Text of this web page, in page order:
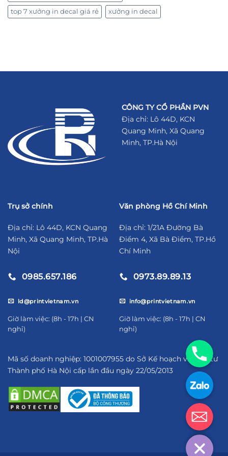
top 7 xưởng in decal giá rẻ xưởng in decal
CÔNG TY CỔ PHẦN PVN
Địa chỉ: Lô 44D, KCN
Quang Minh, Xã Quang
Minh, TP.Hà Nội
Trụ sở chính
Địa chỉ: Lô 44D, KCN Quang
Minh, Xã Quang Minh, TP.Hà
Nội
0985.657.186
ld@printvietnam.vn
​Giờ làm việc: (8h - 17h | CN
nghỉ)
Văn phòng Hồ Chí Minh
Địa chỉ: 1/21A Đường Bà
Điểm 4, Xã Bà Điểm, TP.Hồ
Chí Minh
0973.89.89.13
info@printvietnam.vn
​Giờ làm việc: (8h - 17h | CN
nghỉ)
Mã số doanh nghiệp: 1001007955 do Sở Kế hoạch và Đầu tư
Thành phố Hà Nội cấp lần đầu ngày 22/05/2013
https://